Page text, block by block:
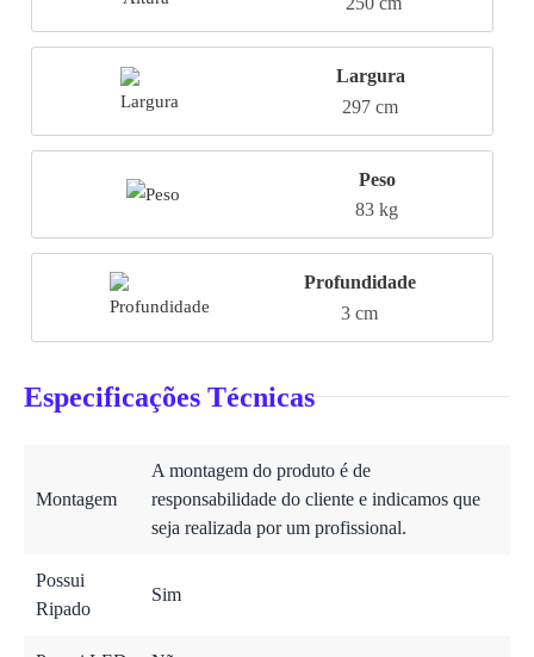
Largura
297 cm
Peso
83 kg
Profundidade
3 cm
Especificações Técnicas
Montagem
A montagem do produto é de
responsabilidade do cliente e indicamos que
seja realizada por um profissional.
Possui
Ripado
Sim